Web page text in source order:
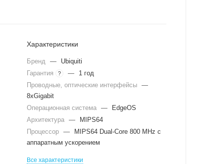
Характеристики
Бренд —
Ubiquiti
Гарантия
? —
1 год
Проводные, оптические интерфейсы —
8xGigabit
Операционная система —
EdgeOS
Архитектура —
MIPS64
Процессор —
MIPS64 Dual-Core 800 MHz с
аппаратным ускорением
Все характеристики